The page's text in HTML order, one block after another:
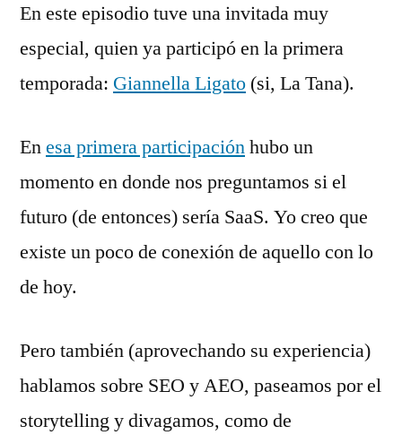
En este episodio tuve una invitada muy
especial, quien ya participó en la primera
temporada: Giannella Ligato (si, La Tana).
Enesa primera participaciónhubo un
momento en donde nos preguntamos si el
futuro (de entonces) sería SaaS. Yo creo que
existe un poco de conexión de aquello con lo
de hoy.
Pero también (aprovechando su experiencia)
hablamos sobre SEO y AEO, paseamos por el
storytelling y divagamos, como de